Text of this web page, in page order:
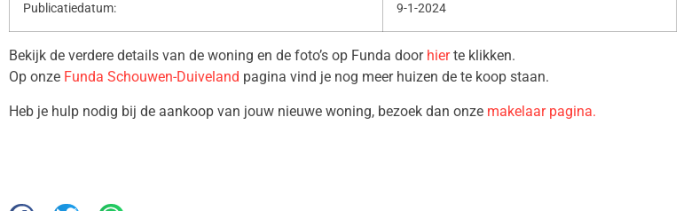
Publicatiedatum: 9-1-2024
Bekijk de verdere details van de woning en de foto’s op Funda door hierte klikken.
Op onze Funda Schouwen-Duiveland pagina vind je nog meer huizen de te koop staan.
Heb je hulp nodig bij de aankoop van jouw nieuwe woning, bezoek dan onze makelaar pagina.